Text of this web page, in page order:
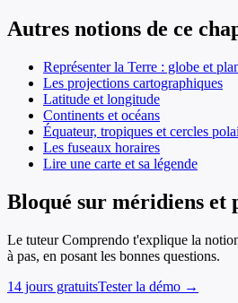
Autres notions de ce
Représenter la Terre : globe et
Les projections cartographiques
Latitude et longitude
Continents et océans
Équateur, tropiques et cercles
Les fuseaux horaires
Lire une carte et sa légende
Bloqué sur méridiens et
Le tuteur Comprendo t'explique la
à pas, en posant les bonnes questions.
14 jours gratuitsTester la démo →